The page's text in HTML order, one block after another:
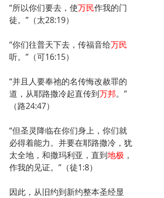
“所以你们要去，使万民作我的门
徒。”（太28:19）
“你们往普天下去，传福音给万民
听。”（可16:15）
“并且人要奉祂的名传悔改赦罪的
道，从耶路撒冷起直传到万邦。”
（路24:47）
“但圣灵降临在你们身上，你们就
必得着能力。并要在耶路撒冷，犹
太全地，和撒玛利亚，直到地极 ，
作我的见证。”（徒1:8）
因此，从旧约到新约整本圣经显